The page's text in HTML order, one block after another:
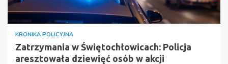
KRONIKA POLICYJNA
Zatrzymania w Świętochłowicach: Policja
aresztowała dziewięć osób w akcji